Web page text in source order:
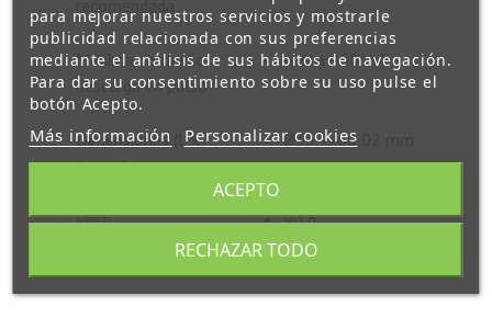
recomendada
Máxima corriente
descarga en pulso
hasta 400 mA
Dimensiones (L x
An x Al)
Ø33.4x60,02 mm
Peso 90 g
para mejorar nuestros servicios y mostrarle
publicidad relacionada con sus preferencias
mediante el análisis de sus hábitos de navegación.
Para dar su consentimiento sobre su uso pulse el
botón Acepto.
Más información Personalizar cookies
RECHAZAR TODO
ACEPTO